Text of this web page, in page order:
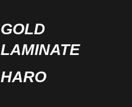
GOLD
LAMINATE
HARO